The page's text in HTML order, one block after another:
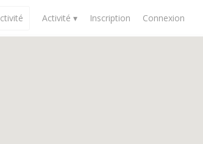
Activité ▾ Inscription Connexion